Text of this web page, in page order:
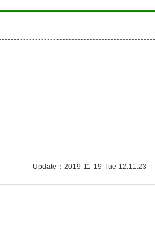
Update：2019-11-19 Tue 12:11:23 |